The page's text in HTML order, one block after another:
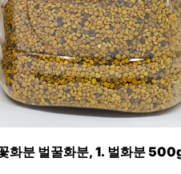
화분 벌꿀화분, 1. 벌화분